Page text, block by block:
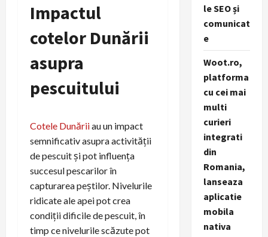
Impactul
cotelor Dunării
asupra
pescuitului
Cotele Dunăriiau un impact
semnificativ asupra activității
de pescuit și pot influența
succesul pescarilor în
capturarea peștilor. Nivelurile
ridicate ale apei pot crea
condiții dificile de pescuit, în
timp ce nivelurile scăzute pot
le SEO și
comunicat
e
Woot.ro,
platforma
cu cei mai
multi
curieri
integrati
din
Romania,
lanseaza
aplicatie
mobila
nativa